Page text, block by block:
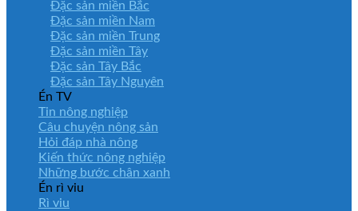
Đặc sản miền Bắc
Đặc sản miền Nam
Đặc sản miền Trung
Đặc sản miền Tây
Đặc sản Tây Bắc
Đặc sản Tây Nguyên
Én TV
Tin nông nghiệp
Câu chuyện nông sản
Hỏi đáp nhà nông
Kiến thức nông nghiệp
Những bước chân xanh
Én rì viu
Rì viu